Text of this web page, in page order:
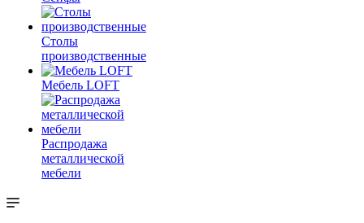
Столы
производственные
Мебель LOFT
Распродажа
металлической
мебели